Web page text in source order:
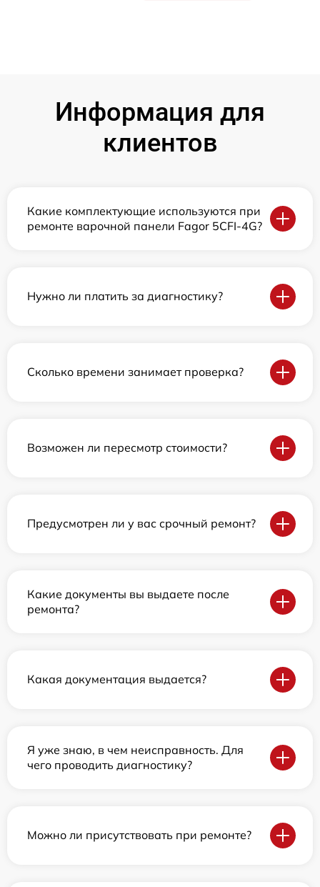
Информация для
клиентов
Какие комплектующие используются при
ремонте варочной панели Fagor 5CFI-4G?
Нужно ли платить за диагностику?
Сколько времени занимает проверка?
Возможен ли пересмотр стоимости?
Предусмотрен ли у вас срочный ремонт?
Какие документы вы выдаете после
ремонта?
Какая документация выдается?
Я уже знаю, в чем неисправность. Для
чего проводить диагностику?
Можно ли присутствовать при ремонте?